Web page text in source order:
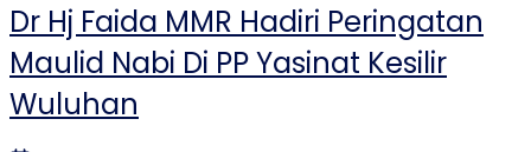
Dr Hj Faida MMR Hadiri Peringatan
Maulid Nabi Di PP Yasinat Kesilir
Wuluhan